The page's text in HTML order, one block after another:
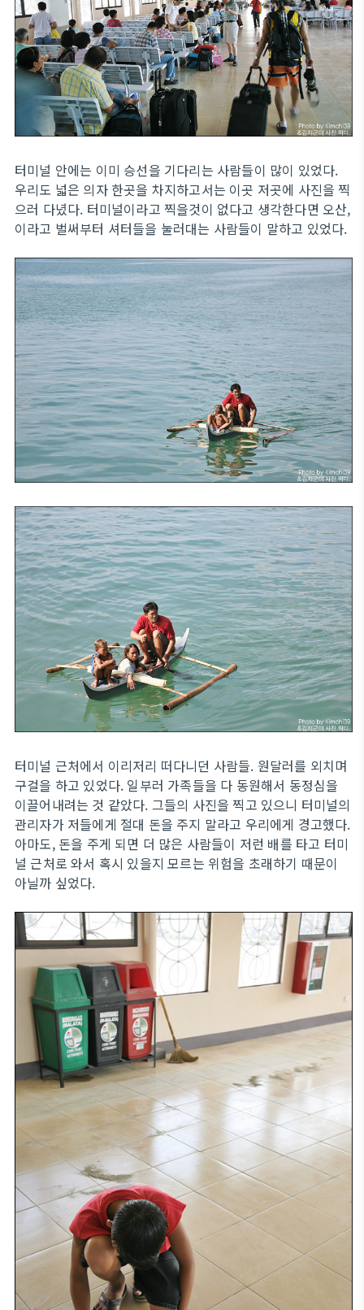
터미널 안에는 이미 승선을 기다리는 사람들이 많이 있었다.
우리도 넓은 의자 한곳을 차지하고서는 이곳 저곳에 사진을 찍
으러 다녔다. 터미널이라고 찍을것이 없다고 생각한다면 오산,
이라고 벌써부터 셔터들을 눌러대는 사람들이 말하고 있었다.
터미널 근처에서 이리저리 떠다니던 사람들. 원달러를 외치며
구걸을 하고 있었다. 일부러 가족들을 다 동원해서 동정심을
이끌어내려는 것 같았다. 그들의 사진을 찍고 있으니 터미널의
관리자가 저들에게 절대 돈을 주지 말라고 우리에게 경고했다.
아마도, 돈을 주게 되면 더 많은 사람들이 저런 배를 타고 터미
널 근처로 와서 혹시 있을지 모르는 위험을 초래하기 때문이
아닐까 싶었다.